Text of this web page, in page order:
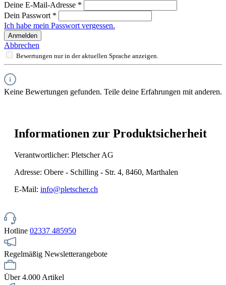
Deine E-Mail-Adresse *
Dein Passwort *
Ich habe mein Passwort vergessen.
Anmelden
Abbrechen
Bewertungen nur in der aktuellen Sprache anzeigen.
Keine Bewertungen gefunden. Teile deine Erfahrungen mit anderen.
Informationen zur Produktsicherheit
Verantwortlicher: Pletscher AG
Adresse: Obere - Schilling - Str. 4, 8460, Marthalen
E-Mail: info@pletscher.ch
Hotline 02337 485950
Regelmäßig Newsletterangebote
Über 4.000 Artikel